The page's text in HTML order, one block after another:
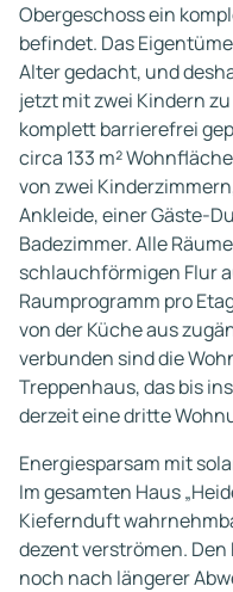
Obergeschoss ein
befindet. Das
Alter gedacht, und
jetzt mit zwei Kindern
komplett barrierefrei
circa 133 m²
von zwei
Ankleide, einer Gäste-
Badezimmer. Alle
schlauchförmigen Flur
Raumprogramm pro
von der Küche aus
verbunden sind die
Treppenhaus, das bis
derzeit eine dritte
Energiesparsam mit
Im gesamten Haus
Kiefernduft
dezent verströmen.
noch nach längerer